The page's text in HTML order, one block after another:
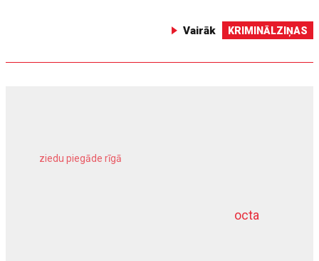
Vairāk KRIMINĀLZIŅAS
octa
ziedu piegāde rīgā
dziļurbums